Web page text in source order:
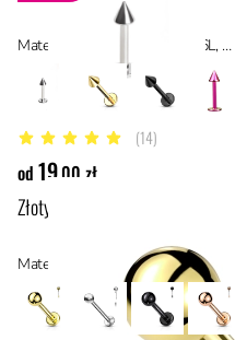
Materiał: stal chirurgiczna 316L, stal
4.5 z 5 gwiazdek (14)
od 19,00 zł
Złoty labret push in z kulką
Materiał: stal z powłoką PVD, stal